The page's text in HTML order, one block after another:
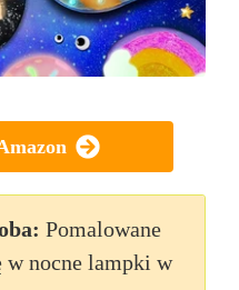
Pomalowane
w nocne lampki w